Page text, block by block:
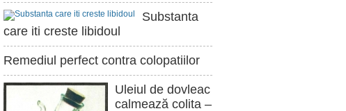
Substanta
care iti creste libidoul
Remediul perfect contra colopatiilor
Uleiul de dovleac
calmează colita –